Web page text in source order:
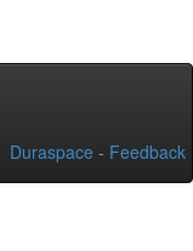
Duraspace - Feedback